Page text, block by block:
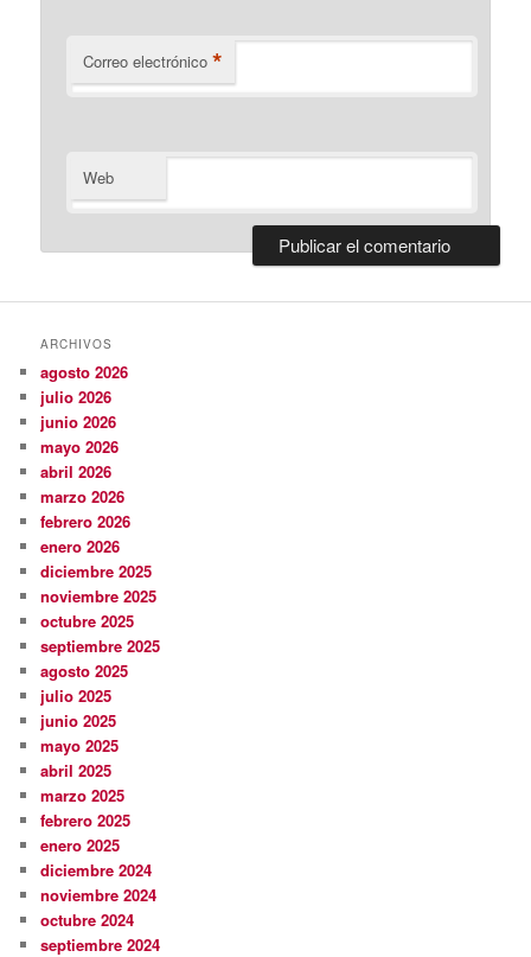
Correo electrónico *
Web
ARCHIVOS
agosto 2026
julio 2026
junio 2026
mayo 2026
abril 2026
marzo 2026
febrero 2026
enero 2026
diciembre 2025
noviembre 2025
octubre 2025
septiembre 2025
agosto 2025
julio 2025
junio 2025
mayo 2025
abril 2025
marzo 2025
febrero 2025
enero 2025
diciembre 2024
noviembre 2024
octubre 2024
septiembre 2024